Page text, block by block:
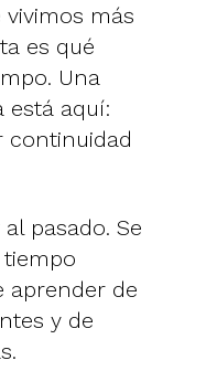
más
es qué
Una
está aquí:
continuidad
pasado. Se
aprender de
y de